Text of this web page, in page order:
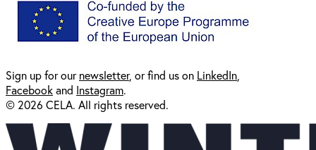
Sign up for ournewsletter, or find us on LinkedIn
Facebookand Instagram.
© 2026 CELA. All rights reserved.